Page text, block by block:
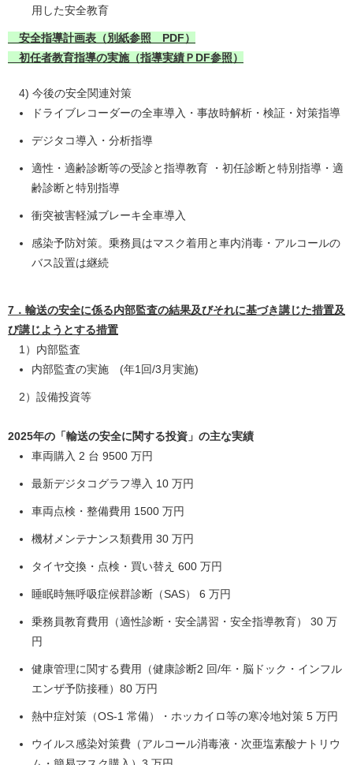
用した安全教育
安全指導計画表（別紙参照 PDF）
初任者教育指導の実施（指導実績ＰDF参照）
4) 今後の安全関連対策
ドライブレコーダーの全車導入・事故時解析・検証・対策指導
デジタコ導入・分析指導
適性・適齢診断等の受診と指導教育 ・初任診断と特別指導・適
齢診断と特別指導
衝突被害軽減ブレーキ全車導入
感染予防対策。乗務員はマスク着用と車内消毒・アルコールの
バス設置は継続
7．輸送の安全に係る内部監査の結果及びそれに基づき講じた措置及
び講じようとする措置
1）内部監査
内部監査の実施 (年1回/3月実施)
2）設備投資等
2025年の「輸送の安全に関する投資」の主な実績
車両購入 2 台 9500 万円
最新デジタコグラフ導入 10 万円
車両点検・整備費用 1500 万円
機材メンテナンス類費用 30 万円
タイヤ交換・点検・買い替え 600 万円
睡眠時無呼吸症候群診断（SAS） 6 万円
乗務員教育費用（適性診断・安全講習・安全指導教育） 30 万
円
健康管理に関する費用（健康診断2 回/年・脳ドック・インフル
エンザ予防接種）80 万円
熱中症対策（OS-1 常備）・ホッカイロ等の寒冷地対策 5 万円
ウイルス感染対策費（アルコール消毒液・次亜塩素酸ナトリウ